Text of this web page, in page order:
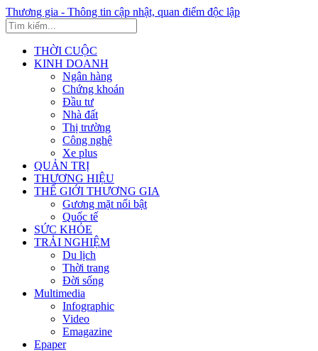
Thương gia - Thông tin cập nhật, quan điểm độc lập
THỜI CUỘC
KINH DOANH
Ngân hàng
Chứng khoán
Đầu tư
Nhà đất
Thị trường
Công nghệ
Xe plus
QUẢN TRỊ
THƯƠNG HIỆU
THẾ GIỚI THƯƠNG GIA
Gương mặt nổi bật
Quốc tế
SỨC KHỎE
TRẢI NGHIỆM
Du lịch
Thời trang
Đời sống
Multimedia
Infographic
Video
Emagazine
Epaper